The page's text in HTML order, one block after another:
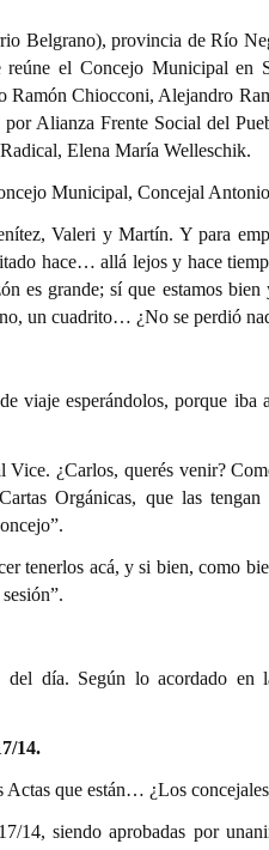
Belgrano), provincia de Río
el Concejo Municipal en
Ramón Chiocconi, Alejandro
Alianza Frente Social del
Elena María Welleschik.
Municipal, Concejal
Valeri y Martín. Y para
hace… allá lejos y hace
es grande; sí que estamos
un cuadrito… ¿No se perdió
viaje esperándolos, porque iba
¿Carlos, querés venir?
Orgánicas, que las
tenerlos acá, y si bien, como
del día. Según lo acordado
14.
que están… ¿Los
14, siendo aprobadas por